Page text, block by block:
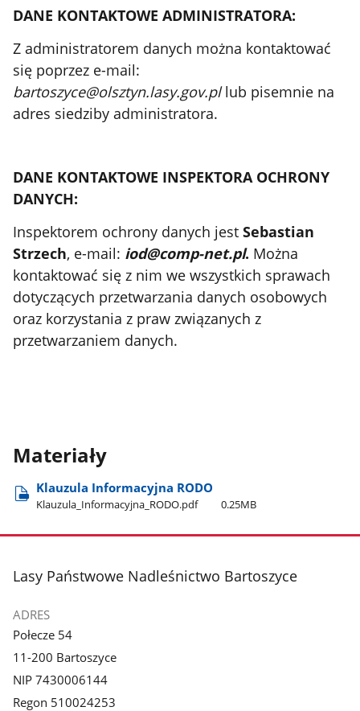
DANE KONTAKTOWE ADMINISTRATORA:
Z administratorem danych można kontaktować
się poprzez e-mail:
bartoszyce@olsztyn.lasy.gov.pllub pisemnie na
adres siedziby administratora.
DANE KONTAKTOWE INSPEKTORA OCHRONY
DANYCH:
Inspektorem ochrony danych jestSebastian
Strzech, e-mail: iod@comp-net.pl. Można
kontaktować się z nim we wszystkich sprawach
dotyczących przetwarzania danych osobowych
oraz korzystania z praw związanych z
przetwarzaniem danych.
Materiały
Klauzula Informacyjna RODO
Klauzula​_Informacyjna​_RODO.pdf 0.25MB
stopka
Lasy Państwowe Nadleśnictwo Bartoszyce
ADRES
Połecze 54
11-200 Bartoszyce
NIP 7430006144
Regon 510024253